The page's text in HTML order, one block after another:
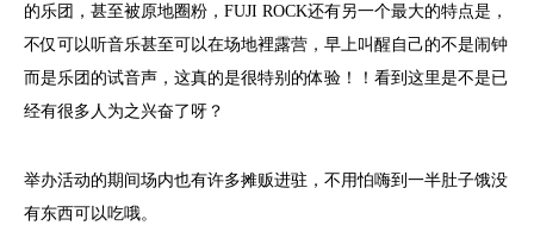
的乐团，甚至被原地圈粉，FUJI ROCK还有另一个最大的特点是，
不仅可以听音乐甚至可以在场地裡露营，早上叫醒自己的不是闹钟
而是乐团的试音声，这真的是很特别的体验！！看到这里是不是已
经有很多人为之兴奋了呀？
举办活动的期间场内也有许多摊贩进驻，不用怕嗨到一半肚子饿没
有东西可以吃哦。